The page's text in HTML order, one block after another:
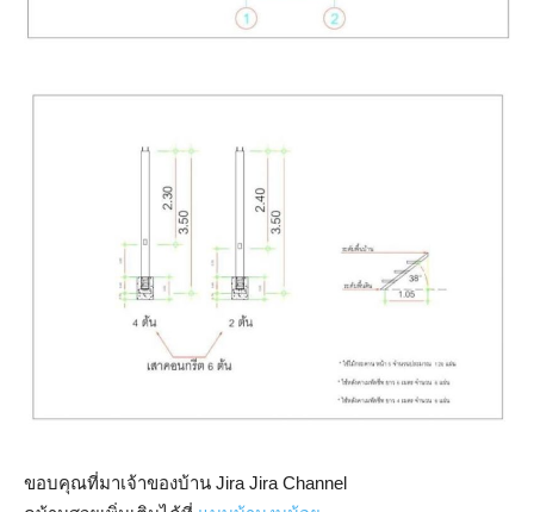
ขอบคุณที่มาเจ้าของบ้าน Jira Jira Channel